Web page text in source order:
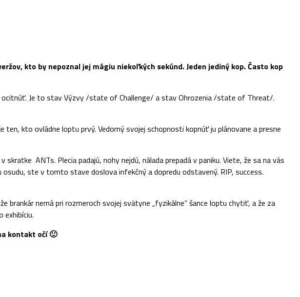
kto by nepoznal jej mágiu niekoľkých sekúnd. Jeden jediný kop. Často kop
Je to stav Výzvy /state of Challenge/ a stav Ohrozenia /state of Threat/.
kto ovládne loptu prvý. Vedomý svojej schopnosti kopnúť ju plánovane a presne
ANTs. Plecia padajú, nohy nejdú, nálada prepadá v paniku. Viete, že sa na vás
ste v tomto stave doslova infekčný a dopredu odstavený. RIP, success.
brankár nemá pri rozmeroch svojej svätyne „fyzikálne“ šance loptu chytiť, a že za
exhibíciu.
kontakt očí 🙂